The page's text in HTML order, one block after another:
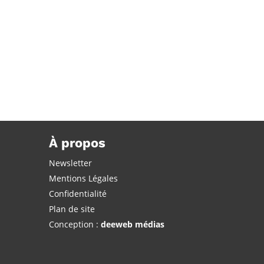
À propos
Newsletter
Mentions Légales
Confidentialité
Plan de site
Conception : deeweb médias